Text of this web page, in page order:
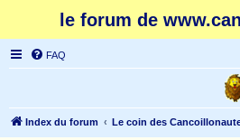
le forum de
FAQ
Index du forum Le coin des